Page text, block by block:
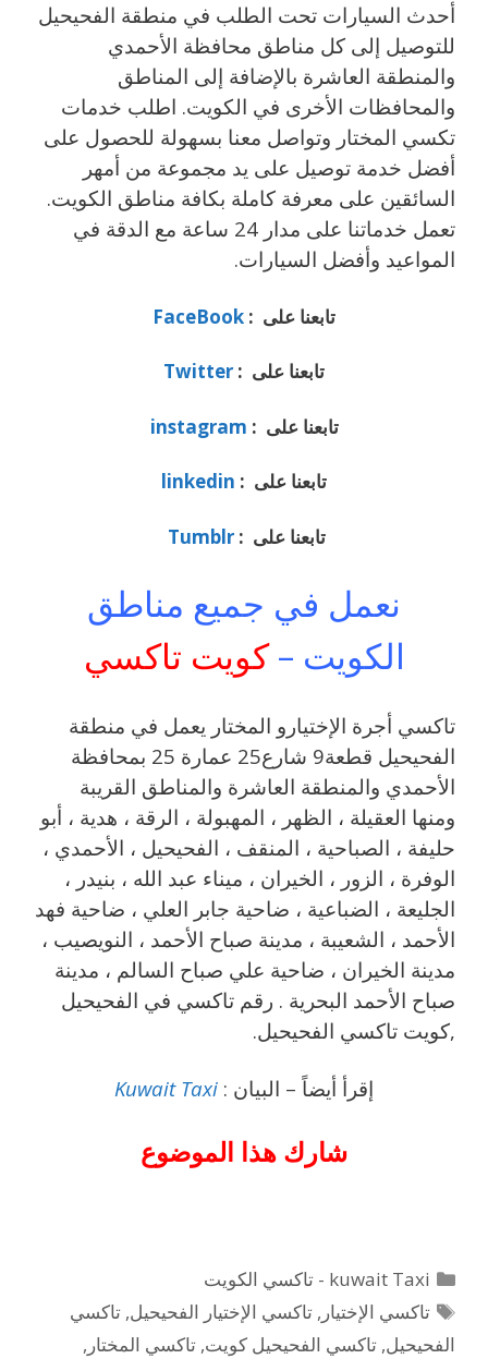
أحدث السيارات تحت الطلب في منطقة الفحيحيل
للتوصيل إلى كل مناطق محافظة الأحمدي
والمنطقة العاشرة بالإضافة إلى المناطق
والمحافظات الأخرى في الكويت. اطلب خدمات
تكسي المختار وتواصل معنا بسهولة للحصول على
أفضل خدمة توصيل على يد مجموعة من أمهر
السائقين على معرفة كاملة بكافة مناطق الكويت.
تعمل خدماتنا على مدار 24 ساعة مع الدقة في
المواعيد وأفضل السيارات.
تابعنا على : FaceBook
تابعنا على : Twitter
تابعنا على : instagram
تابعنا على : linkedin
تابعنا على :Tumblr
نعمل في جميع مناطق
الكويت –كويت تاكسي
تاكسي أجرة الإختيارو المختار يعمل في منطقة
الفحيحيل قطعة9 شارع25 عمارة 25 بمحافظة
الأحمدي والمنطقة العاشرة والمناطق القريبة
‎ومنها العقيلة ، الظهر ، المهبولة ، الرقة ، هدية ، أبو
حليفة ، الصباحية ، المنقف ، الفحيحيل ، الأحمدي ،
الوفرة ، الزور ، الخيران ، ميناء عبد الله ، بنيدر ،
الجليعة ، الضباعية ، ضاحية جابر العلي ، ضاحية فهد
الأحمد ، الشعيبة ، مدينة صباح الأحمد ، النويصيب ،
مدينة الخيران ، ضاحية علي صباح السالم ، مدينة
صباح الأحمد البحرية . رقم تاكسي في الفحيحيل
,كويت تاكسي الفحيحيل.
إقرأ أيضاً – البيان : Kuwait Taxi
شارك هذا الموضوع
التصنيفات
kuwait Taxi - تاكسي الكويت
الوسوم
تاكسي الإختيار ,تاكسي الإختيار الفحيحيل,تاكسي
الفحيحيل, تاكسي الفحيحيل كويت, تاكسي المختار ,